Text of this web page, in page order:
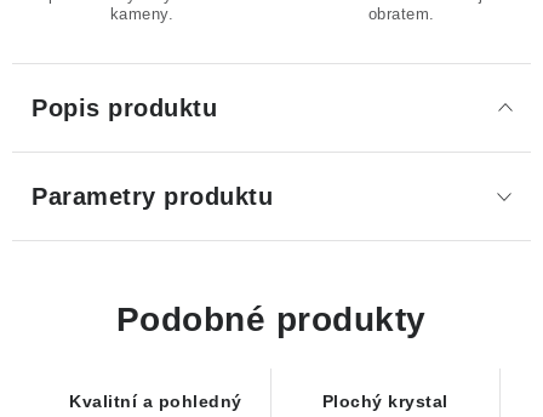
kameny.
obratem.
Popis produktu
Parametry produktu
Podobné produkty
Kvalitní a pohledný
Plochý krystal